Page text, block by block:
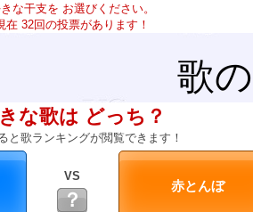
な干支を お選びください。
在 32回の投票があります！
歌
な歌は どっち？
と歌ランキングが閲覧できます！
VS
？